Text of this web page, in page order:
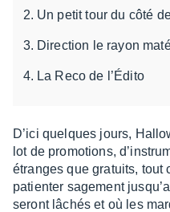
Un petit tour du côté
Direction le rayon
La Reco de l’Édito
D’ici quelques jours,
lot de promo­tions,
étranges que gratuits, tout
patien­ter sage­ment
seront lâchés et où les